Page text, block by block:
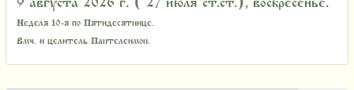
Неделя 10-я по Пятидесятнице.
Вмч. и целитель Пантелеимон.